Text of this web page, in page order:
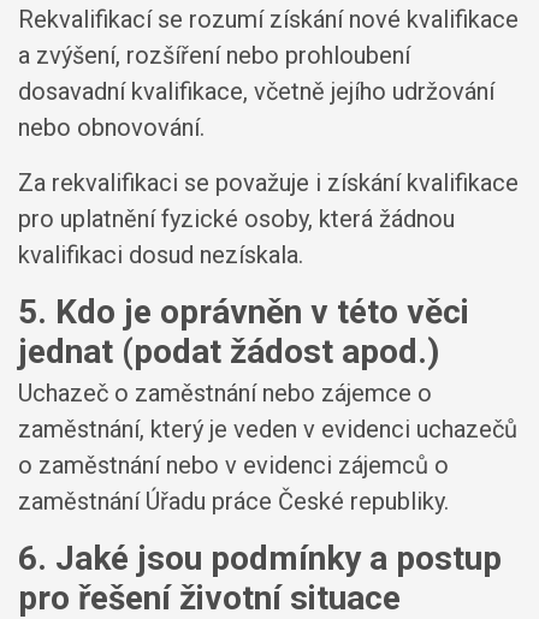
Rekvalifikací se rozumí získání nové kvalifikace
a zvýšení, rozšíření nebo prohloubení
dosavadní kvalifikace, včetně jejího udržování
nebo obnovování.
Za rekvalifikaci se považuje i získání kvalifikace
pro uplatnění fyzické osoby, která žádnou
kvalifikaci dosud nezískala.
5. Kdo je oprávněn v této věci
jednat (podat žádost apod.)
Uchazeč o zaměstnání nebo zájemce o
zaměstnání, který je veden v evidenci uchazečů
o zaměstnání nebo v evidenci zájemců o
zaměstnání Úřadu práce České republiky.
6. Jaké jsou podmínky a postup
pro řešení životní situace